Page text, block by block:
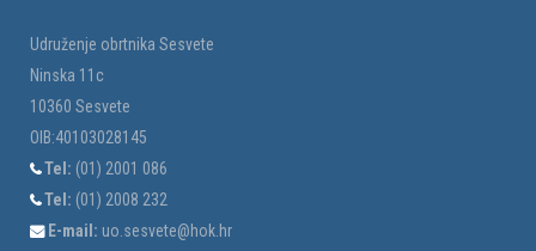
Udruženje obrtnika Sesvete
Ninska 11c
10360 Sesvete
OIB:40103028145
Tel: (01) 2001 086
Tel: (01) 2008 232
E-mail: uo.sesvete@hok.hr